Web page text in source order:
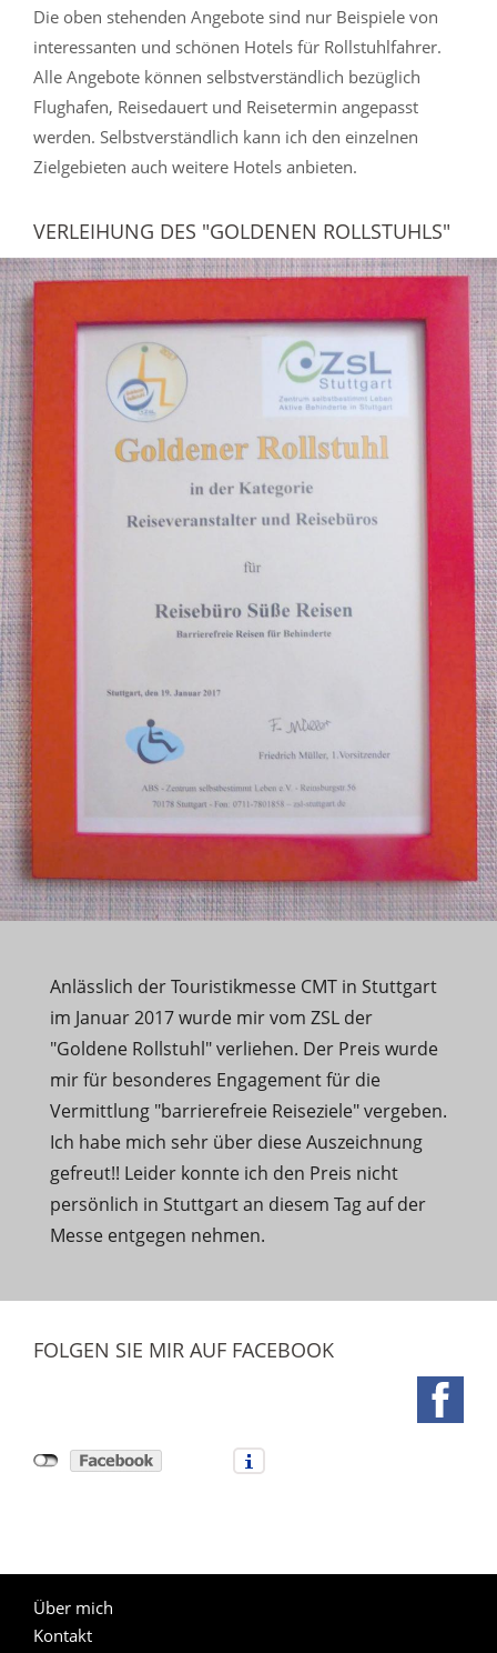
Die oben stehenden Angebote sind nur Beispiele von
interessanten und schönen Hotels für Rollstuhlfahrer.
Alle Angebote können selbstverständlich bezüglich
Flughafen, Reisedauert und Reisetermin angepasst
werden. Selbstverständlich kann ich den einzelnen
Zielgebieten auch weitere Hotels anbieten.
VERLEIHUNG DES "GOLDENEN ROLLSTUHLS"
Anlässlich der Touristikmesse CMT in Stuttgart
im Januar 2017 wurde mir vom ZSL der
"Goldene Rollstuhl" verliehen. Der Preis wurde
mir für besonderes Engagement für die
Vermittlung "barrierefreie Reiseziele" vergeben.
Ich habe mich sehr über diese Auszeichnung
gefreut!! Leider konnte ich den Preis nicht
persönlich in Stuttgart an diesem Tag auf der
Messe entgegen nehmen.
FOLGEN SIE MIR AUF FACEBOOK
Über mich
Kontakt